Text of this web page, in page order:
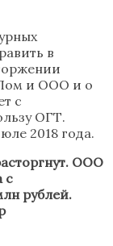
в
и ООО и о
с
ОГТ.
2018 года.
ООО
с
рублей.